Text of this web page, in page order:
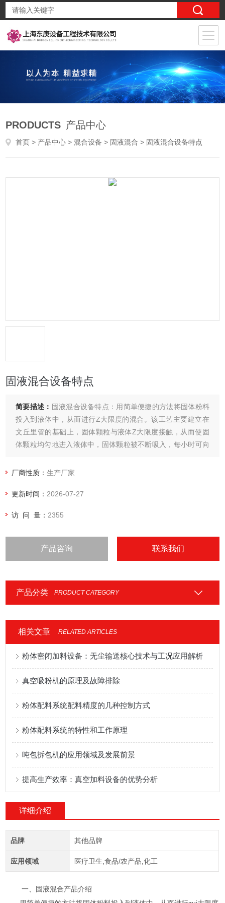
PRODUCTS 产品中心
首页 > 产品中心 >混合设备 > 固液混合 > 固液混合设备特点
固液混合设备特点
简要描述： 固液混合设备特点：用简单便捷的方法将固体粉料
投入到液体中，从而进行Z大限度的混合。该工艺主要建立在
文丘里管的基础上，固体颗粒与液体Z大限度接触，从而使固
体颗粒均匀地进入液体中，固体颗粒被不断吸入，每小时可向
厂商性质：生产厂家
更新时间： 2026-07-27
访 问 量： 2355
产品咨询 联系我们
产品分类 PRODUCT CATEGORY
相关文章 RELATED ARTICLES
粉体密闭加料设备：无尘输送核心技术与工况应用解析
真空吸粉机的原理及故障排除
粉体配料系统配料精度的几种控制方式
粉体配料系统的特性和工作原理
吨包拆包机的应用领域及发展前景
提高生产效率：真空加料设备的优势分析
详细介绍
品牌 其他品牌
应用领域 医疗卫生,食品/农产品,化工
一、固液混合产品介绍